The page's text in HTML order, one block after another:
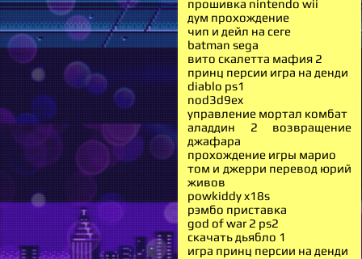
прошивка nintendo wii
дум прохождение
чип и дейл на сеге
batman sega
вито скалетта мафия 2
принц персии игра на денди
diablo ps1
nod3d9ex
управление мортал комбат
аладдин 2 возвращение
джафара
прохождение игры марио
том и джерри перевод юрий
живов
powkiddy x18s
рэмбо приставка
god of war 2 ps2
скачать дьябло 1
игра принц персии на денди